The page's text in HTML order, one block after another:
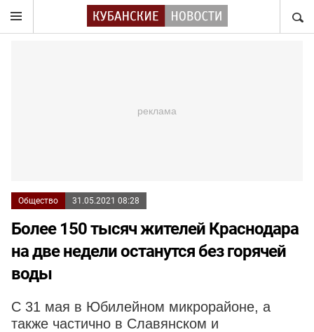
Общество 31.05.2021 08:28
Более 150 тысяч жителей Краснодара
на две недели останутся без горячей
воды
С 31 мая в Юбилейном микрорайоне, а
также частично в Славянском и